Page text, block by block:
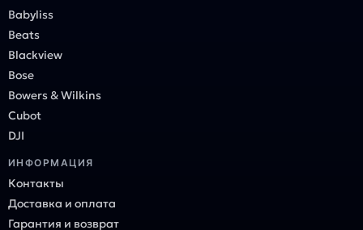
Babyliss
Beats
Blackview
Bose
Bowers & Wilkins
Cubot
DJI
ИНФОРМАЦИЯ
Контакты
Доставка и оплата
Гарантия и возврат